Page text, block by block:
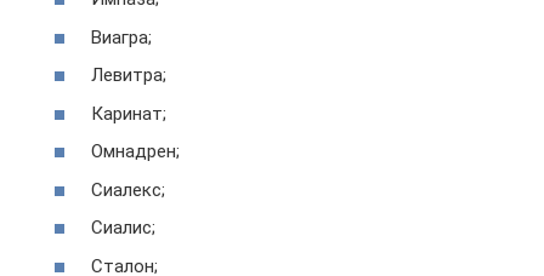
Виагра;
Левитра;
Каринат;
Омнадрен;
Сиалекс;
Сиалис;
Сталон;